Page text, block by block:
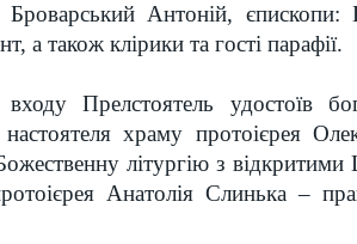
Броварський Антоній, єпископи:
а також клірики та гості парафії.
Прелстоятель удостоїв
настоятеля храму протоієрея
літургію з
Анатолія Слинька –